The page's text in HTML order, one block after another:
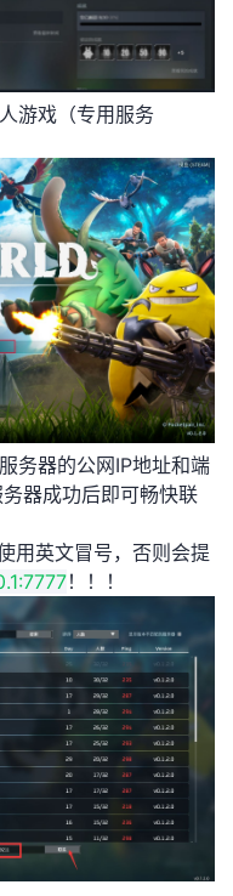
游戏（专用服务
务器的公网IP地址和端
务器成功后即可畅快联
用英文冒号，否则会提
！！！